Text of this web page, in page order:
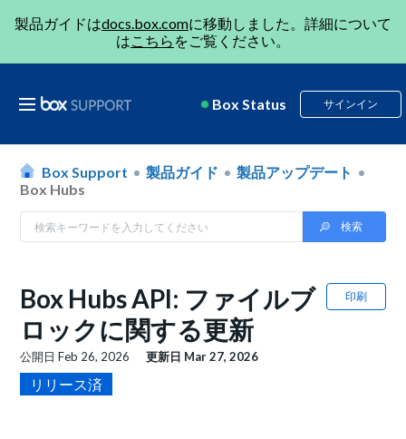
製品ガイドはdocs.box.comに移動しました。詳細について
はこちら をご覧ください。
Box Status サインイン
Box Support 製品ガイド
製品アップデート
Box Hubs
印刷
Box Hubs API: ファイルブ
ロックに関する更新
公開日Feb 26, 2026 更新日 Mar 27, 2026
リリース済